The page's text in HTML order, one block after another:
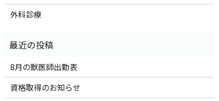
外科診療
8月の獣医師出勤表
資格取得のお知らせ